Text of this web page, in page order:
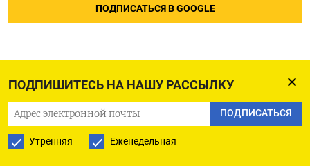
ПОДПИШИТЕСЬ НА НАШУ РАССЫЛКУ
ПОДПИСАТЬСЯ
Утренняя Еженедельная
ПОДПИСАТЬСЯ В GOOGLE
В России задержали еще
одного ректора
университета